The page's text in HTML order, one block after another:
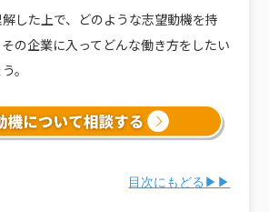
した上で、どのような志望動機を持
の企業に入ってどんな働き方をしたい
。
目次にもどる▶▶